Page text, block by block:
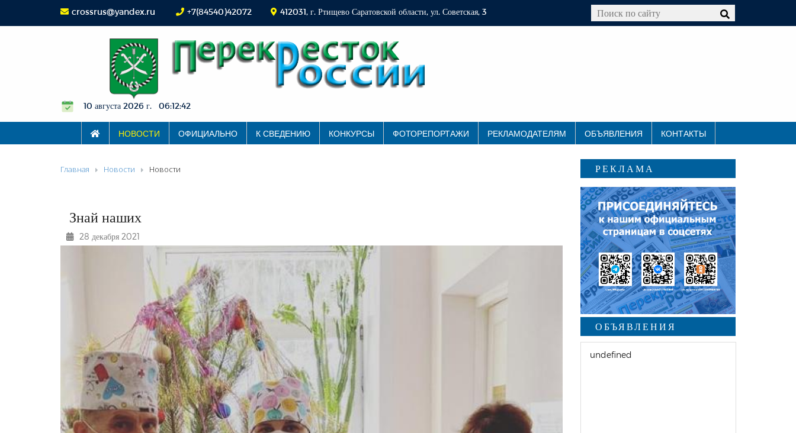
crossrus@yandex.ru +7(84540)42072 412031, г. Ртищево Саратовской области, ул. Советская, 3
10 августа 2026 г. 06:12:42
НОВОСТИ ОФИЦИАЛЬНО К СВЕДЕНИЮ КОНКУРСЫ ФОТОРЕПОРТАЖИ РЕКЛАМОДАТЕЛЯМ ОБЪЯВЛЕНИЯ КОНТАКТЫ
Главная Новости Новости
Знай наших
28 декабря 2021
РЕКЛАМА
ОБЪЯВЛЕНИЯ
undefined